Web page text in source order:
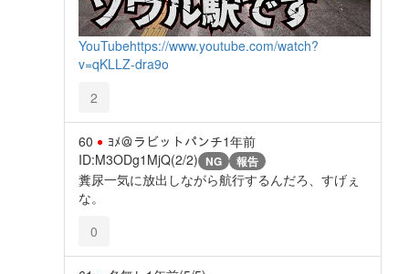
YouTubehttps://www.youtube.com/watch?
v=qKLLZ-dra9o
2
60 ﾖﾒ＠ラビットパンチ1年前
ID:M3ODg1MjQ(2/2) NG 報告
糞尿一気に放出しながら航行するんだろ、すげぇ
な。
0